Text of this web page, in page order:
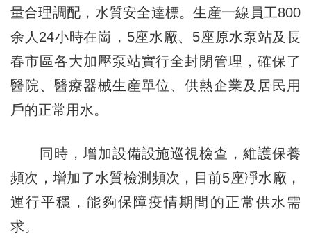
量合理調配，水質安全達標。生産一線員工800
余人24小時在崗，5座水廠、5座原水泵站及長
春市區各大加壓泵站實行全封閉管理，確保了
醫院、醫療器械生産單位、供熱企業及居民用
戶的正常用水。
同時，增加設備設施巡視檢查，維護保養
頻次，增加了水質檢測頻次，目前5座凈水廠，
運行平穩，能夠保障疫情期間的正常供水需
求。